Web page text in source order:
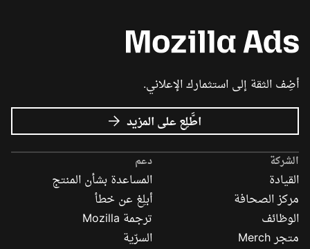
أضِف الثقة إلى استثمارك الإعلاني.
اطَّلِع على المزيد عن
إعلانات
Mozilla
الشركة
القيادة
مركز الصحافة
الوظائف
متجر Merch
دعم
المساعدة بشأن المنتج
أبلِغ عن خطأ
ترجمة Mozilla
السرّية